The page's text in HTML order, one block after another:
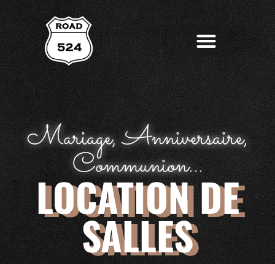
Mariage, Anniversaire,
Communion...
LOCATION DE
SALLES